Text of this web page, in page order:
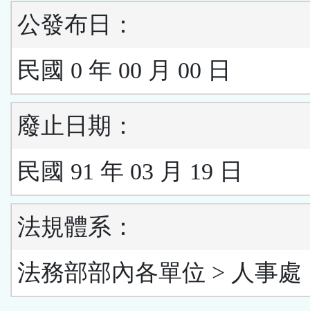
公發布日：
民國 0 年 00 月 00 日
廢止日期：
民國 91 年 03 月 19 日
法規體系：
法務部部內各單位 > 人事處